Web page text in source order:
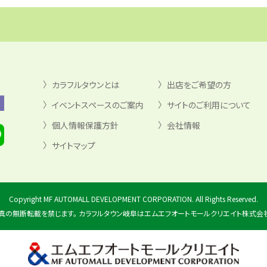
カラフルタウンとは
出店をご希望の方
イベントスペースのご案内
サイトのご利用について
個人情報保護方針
会社情報
サイトマップ
Copyright MF AUTOMALL DEVELOPMENT CORPORATION. All Rights Reserved.
の無断転載を禁じます。 カラフルタウン岐阜はエムエフオートモールクリエイト株式会